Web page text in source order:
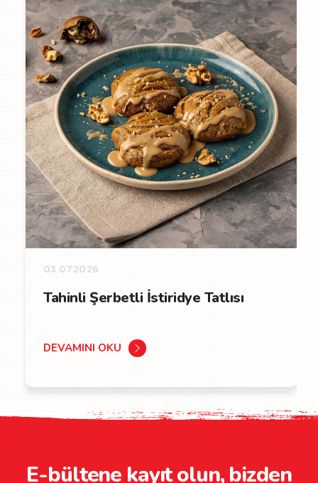
03.07.2026
Tahinli Şerbetli İstiridye Tatlısı
DEVAMINI OKU
E-bültene kayıt olun, bizden